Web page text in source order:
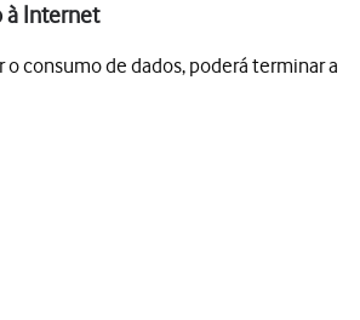
à Internet
consumo de dados, poderá terminar a